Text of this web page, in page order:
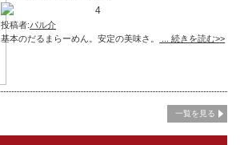
4
投稿者:パル介
基本のだるまらーめん。安定の美味さ。
... 続きを読む>>
一覧を見る